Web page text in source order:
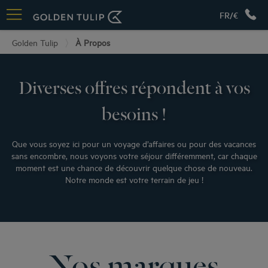
FR/€
Golden Tulip À Propos
Diverses offres répondent à vos
besoins !
Que vous soyez ici pour un voyage d’affaires ou pour des vacances
sans encombre, nous voyons votre séjour différemment, car chaque
moment est une chance de découvrir quelque chose de nouveau.
Notre monde est votre terrain de jeu !